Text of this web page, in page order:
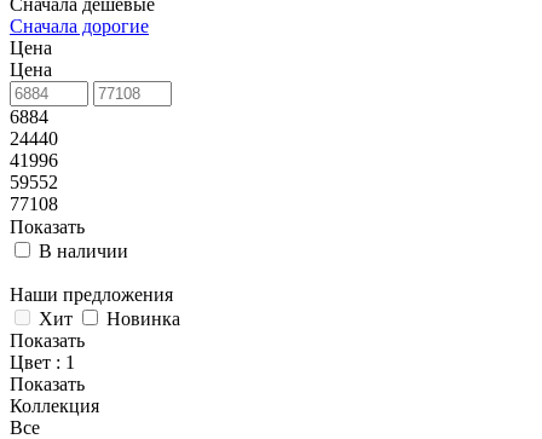
Сначала дешевые
Сначала дорогие
Цена
Цена
6884
24440
41996
59552
77108
Показать
В наличии
Наши предложения
Хит
Новинка
Показать
Цвет : 1
Показать
Коллекция
Все